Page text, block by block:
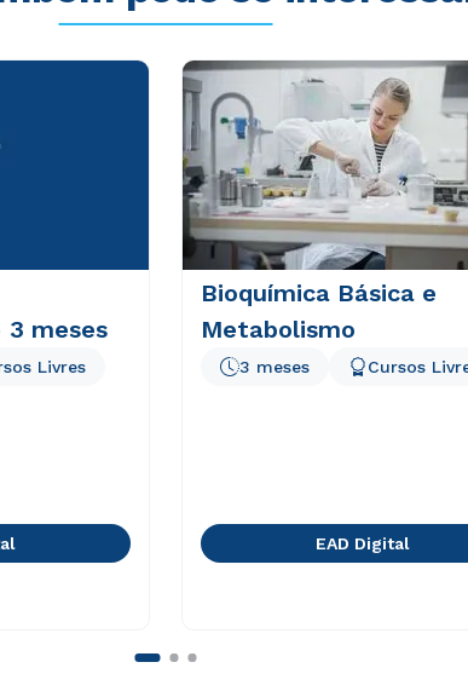
3 meses
Livres
Bioquímica Básica e
Metabolismo
3 meses Cursos
EAD Digital
Política de Privacidade.e
que meus dados sejam utilizados para o
de conteúdos da Cruzeiro do Sul.
Política de Privacidade.e
que meus dados sejam utilizados para o
de conteúdos da Cruzeiro do Sul.